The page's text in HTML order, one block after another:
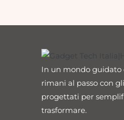
In un mondo guidato
rimani al passo con
progettati per
trasformare.